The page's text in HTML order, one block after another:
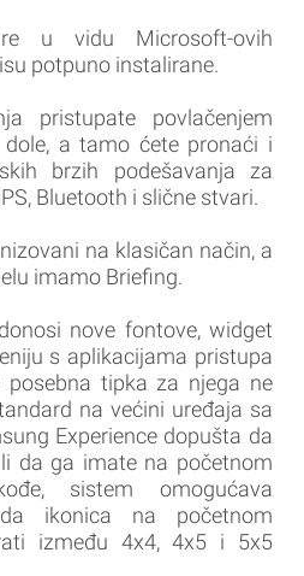
u vidu Microsoft-ovih
potpuno instalirane.
pristupate povlačenjem
a tamo ćete pronaći i
brzih podešavanja za
Bluetooth i slične stvari.
na klasičan način, a
imamo Briefing.
nove fontove, widget
s aplikacijama pristupa
tipka za njega ne
na većini uređaja sa
Experience dopušta da
da ga imate na početnom
sistem omogućava
ikonica na početnom
između 4x4, 4x5 i 5x5